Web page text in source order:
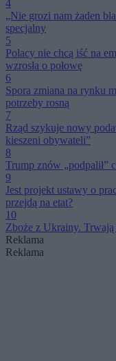
4
„Nie grozi nam żaden
specjalny
5
Polacy nie chcą iść na
wzrosła o połowę
6
Spora zmiana na rynku
potrzeby rosną
7
Rząd szykuje nowy
kieszeni obywateli”
8
Trump znów „podpalił”
9
Jest projekt ustawy o
przejdą na etat?
10
Zboże z Ukrainy. Trwają
Reklama
Reklama